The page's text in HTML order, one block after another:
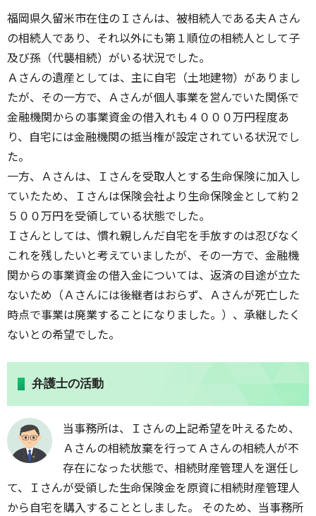
福岡県久留米市在住のＩさんは、被相続人である夫Ａさん
の相続人であり、それ以外にも第１順位の相続人として子
及び孫（代襲相続）がいる状況でした。
Ａさんの遺産としては、主に自宅（土地建物）がありまし
たが、その一方で、Ａさんが個人事業を営んでいた関係で
金融機関からの事業資金の借入れも４０００万円程度あ
り、自宅には金融機関の抵当権が設定されている状況でし
た。
一方、Ａさんは、Ｉさんを受取人とする生命保険に加入し
ていたため、Ｉさんは保険会社より生命保険金として約２
５００万円を受領している状態でした。
Ｉさんとしては、慣れ親しんだ自宅を手放すのは忍びなく
これを残したいと考えていましたが、その一方で、金融機
関からの事業資金の借入金については、返済の目途が立た
ないため（Ａさんには後継者はおらず、Ａさんが死亡した
時点で事業は廃業することになりました。）、承継したく
ないとの希望でした。
弁護士の活動
当事務所は、Ｉさんの上記希望を叶えるため、
Ａさんの相続放棄を行ってＡさんの相続人が不
存在になった状態で、相続財産管理人を選任し
て、Ｉさんが受領した生命保険金を原資に相続財産管理人
から自宅を購入することとしました。 そのため、当事務所